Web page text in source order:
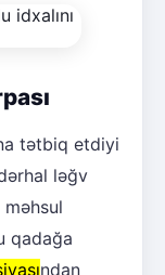
tətbiq etdiyi
ləğv
qadağa
ndan